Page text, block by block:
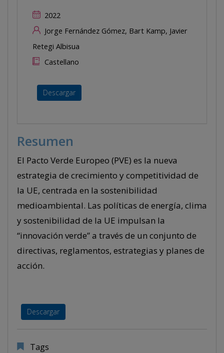
2022
Jorge Fernández Gómez, Bart Kamp, Javier
Retegi Albisua
Castellano
Descargar
Resumen
El Pacto Verde Europeo (PVE) es la nueva
estrategia de crecimiento y competitividad de
la UE, centrada en la sostenibilidad
medioambiental. Las políticas de energía, clima
y sostenibilidad de la UE impulsan la
“innovación verde” a través de un conjunto de
directivas, reglamentos, estrategias y planes de
acción.
Descargar
Tags